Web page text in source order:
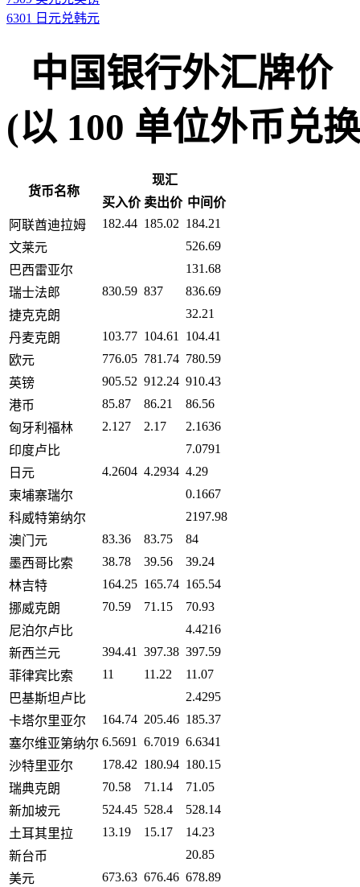
6301 日元兑韩元
中国银行外汇牌价
(以 100 单位外币兑
货币名称
现汇
买入价 卖出价 中间价
阿联酋迪拉姆
182.44 185.02 184.21
文莱元
526.69
巴西雷亚尔
131.68
瑞士法郎
830.59 837
836.69
捷克克朗
32.21
丹麦克朗
103.77 104.61
104.41
欧元
776.05 781.74 780.59
英镑
905.52 912.24 910.43
港币
85.87 86.21
86.56
匈牙利福林
2.127 2.17
2.1636
印度卢比
7.0791
日元
4.2604 4.2934 4.29
柬埔寨瑞尔
0.1667
科威特第纳尔
2197.98
澳门元
83.36 83.75
84
墨西哥比索
38.78 39.56
39.24
林吉特
164.25 165.74 165.54
挪威克朗
70.59 71.15
70.93
尼泊尔卢比
4.4216
新西兰元
394.41 397.38 397.59
菲律宾比索
11 11.22
11.07
巴基斯坦卢比
2.4295
卡塔尔里亚尔
164.74 205.46 185.37
塞尔维亚第纳尔 6.5691 6.7019 6.6341
沙特里亚尔
178.42 180.94 180.15
瑞典克朗
70.58 71.14
71.05
新加坡元
524.45 528.4
528.14
土耳其里拉
13.19 15.17
14.23
新台币
20.85
美元
673.63 676.46 678.89